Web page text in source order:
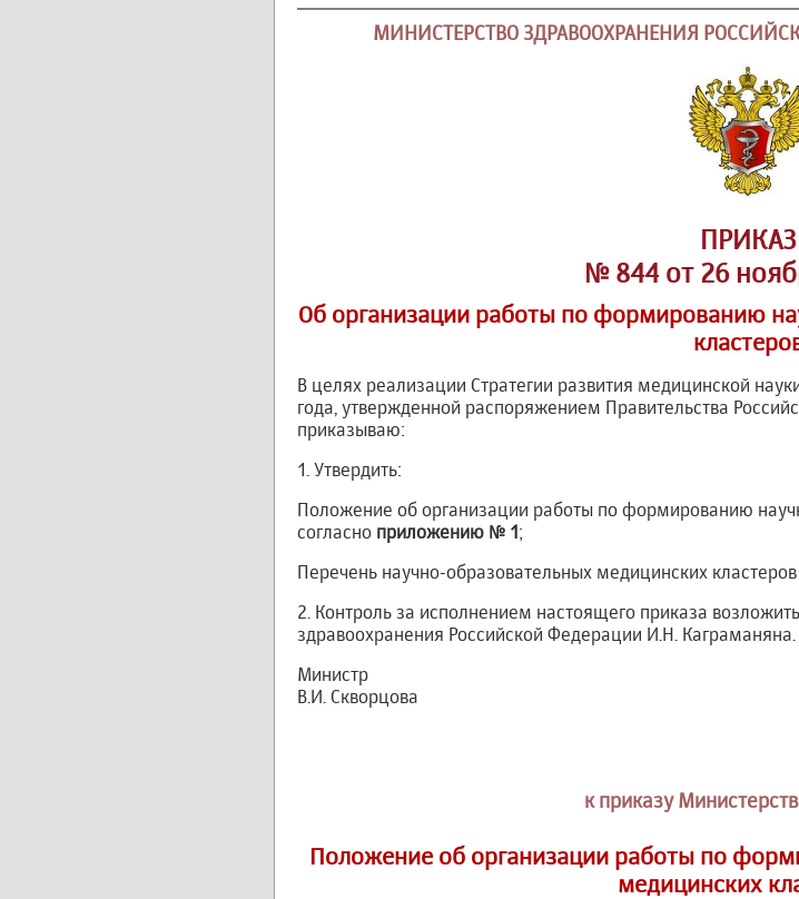
МИНИСТЕРСТВО ЗДРАВООХРАНЕНИЯ
ПРИКАЗ
№ 844 от 26
Об организации работы по формированию
В целях реализации Стратегии развития медицинской
года, утвержденной распоряжением Правительства
приказываю:
1. Утвердить:
Положение об организации работы по формированию
согласно приложению № 1;
Перечень научно-образовательных медицинских кластеров
2. Контроль за исполнением настоящего приказа
здравоохранения Российской Федерации И.Н. Каграманяна.
Министр
В.И. Скворцова
к приказу
Положение об организации работы по
медицинских